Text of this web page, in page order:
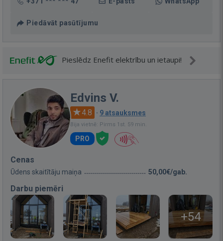
Piedāvāt pasūtījumu
Pieslēdz Enefit elektrību un ietaupi!
Edvins V.
4.8 · 9 atsauksmes
Bija vietnē: Pirms 1st. 59 min.
PRO
Cenas
Ūdens skaitītāju maiņa 50,00€/gab.
Darbu piemēri
+54